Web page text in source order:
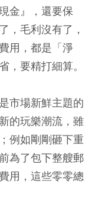
金』，還要保
，毛利沒有了，
用，都是「淨
，要精打細算。
市場新鮮主題的
的玩樂潮流，雖
例如剛剛砸下重
為了包下整艘郵
用，這些零零總